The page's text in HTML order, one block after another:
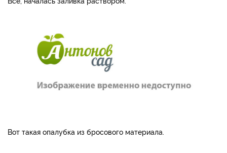
Вот такая опалубка из бросового материала.